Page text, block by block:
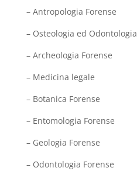
– Antropologia Forense
– Osteologia ed Odontologia
– Archeologia Forense
– Medicina legale
– Botanica Forense
– Entomologia Forense
– Geologia Forense
– Odontologia Forense